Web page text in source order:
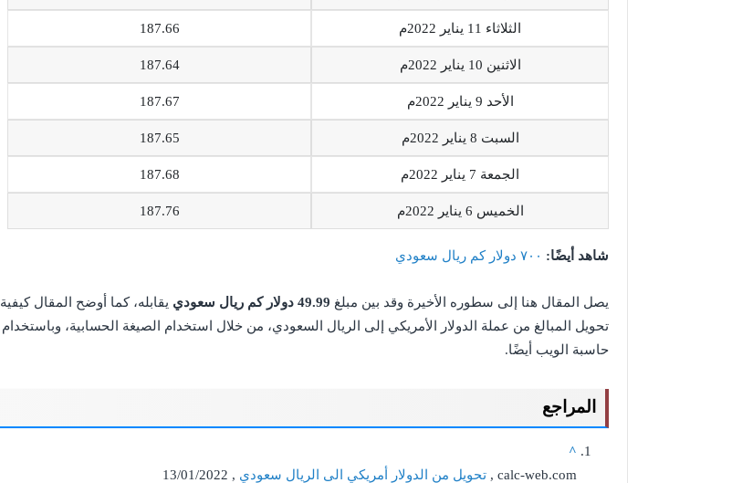
الثلاثاء 11 يناير 2022م 187.66
الاثنين 10 يناير 2022م 187.64
الأحد 9 يناير 2022م 187.67
السبت 8 يناير 2022م 187.65
الجمعة 7 يناير 2022م 187.68
الخميس 6 يناير 2022م 187.76
شاهد أيضًا: ٧٠٠ دولار كم ريال سعودي
يصل المقال هنا إلى سطوره الأخيرة وقد بين مبلغ
يقابله، كما أوضح المقال كيفية
تحويل المبالغ من عملة الدولار الأمريكي إلى الريال السعودي، من خلال استخدام الصيغة الحسابية، وباستخدام
حاسبة الويب أيضًا.
المراجع
^
calc-web.com ,
تحويل من الدولار أمريكي الى الريال سعودي , 13/01/2022